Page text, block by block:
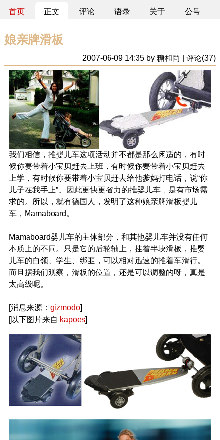
首页 正文 评论 语录 关于 公号
娘亲牌滑板
2007-06-09 14:35 by 糖和尚 | 评论(37)
我们相信，推婴儿车这项活动并不都是那么闲适的，有时
候你要带着小宝贝赶去上班，有时候你要带着小宝贝赶去
上学，有时候你要带着小宝贝赶去给他爹妈打电话，说“你
儿子在我手上”。因此更快更省力的推婴儿车，是有市场需
求的。所以，就有德国人，发明了这种娘亲牌滑板婴儿
车，Mamaboard。
Mamaboard婴儿车的主体部分，和其他婴儿车并没有任何
本质上的不同。只是它的后轮轴上，挂着半块滑板，推婴
儿车的白领、学生、绑匪，可以相对迅速的推着车滑行。
而且据我们观察，滑板的位置，还是可以调整的呀，真是
太高级呢。
[消息来源： gizmodo]
[以下图片来自 kapoes]